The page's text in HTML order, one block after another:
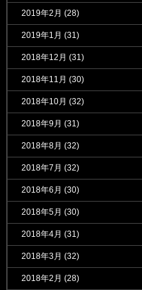
2019年2月 (28)
2019年1月 (31)
2018年12月 (31)
2018年11月 (30)
2018年10月 (32)
2018年9月 (31)
2018年8月 (32)
2018年7月 (32)
2018年6月 (30)
2018年5月 (30)
2018年4月 (31)
2018年3月 (32)
2018年2月 (28)